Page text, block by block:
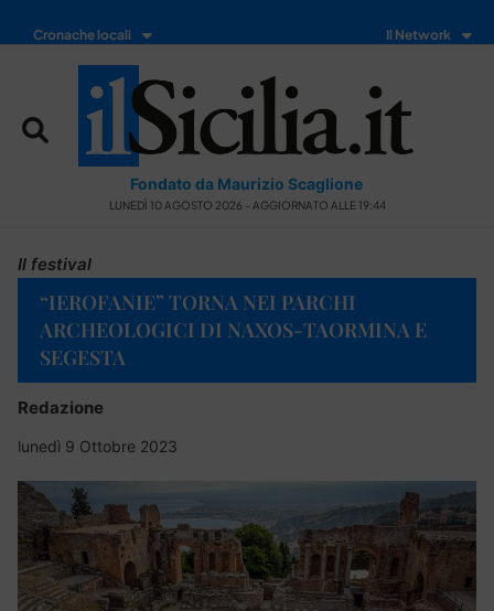
Cronache locali Il Network
Fondato da Maurizio Scaglione
LUNEDÌ 10 AGOSTO 2026 - AGGIORNATO ALLE 19:44
Il festival
“IEROFANIE” TORNA NEI PARCHI
ARCHEOLOGICI DI NAXOS-TAORMINA E
SEGESTA
Redazione
lunedì 9 Ottobre 2023